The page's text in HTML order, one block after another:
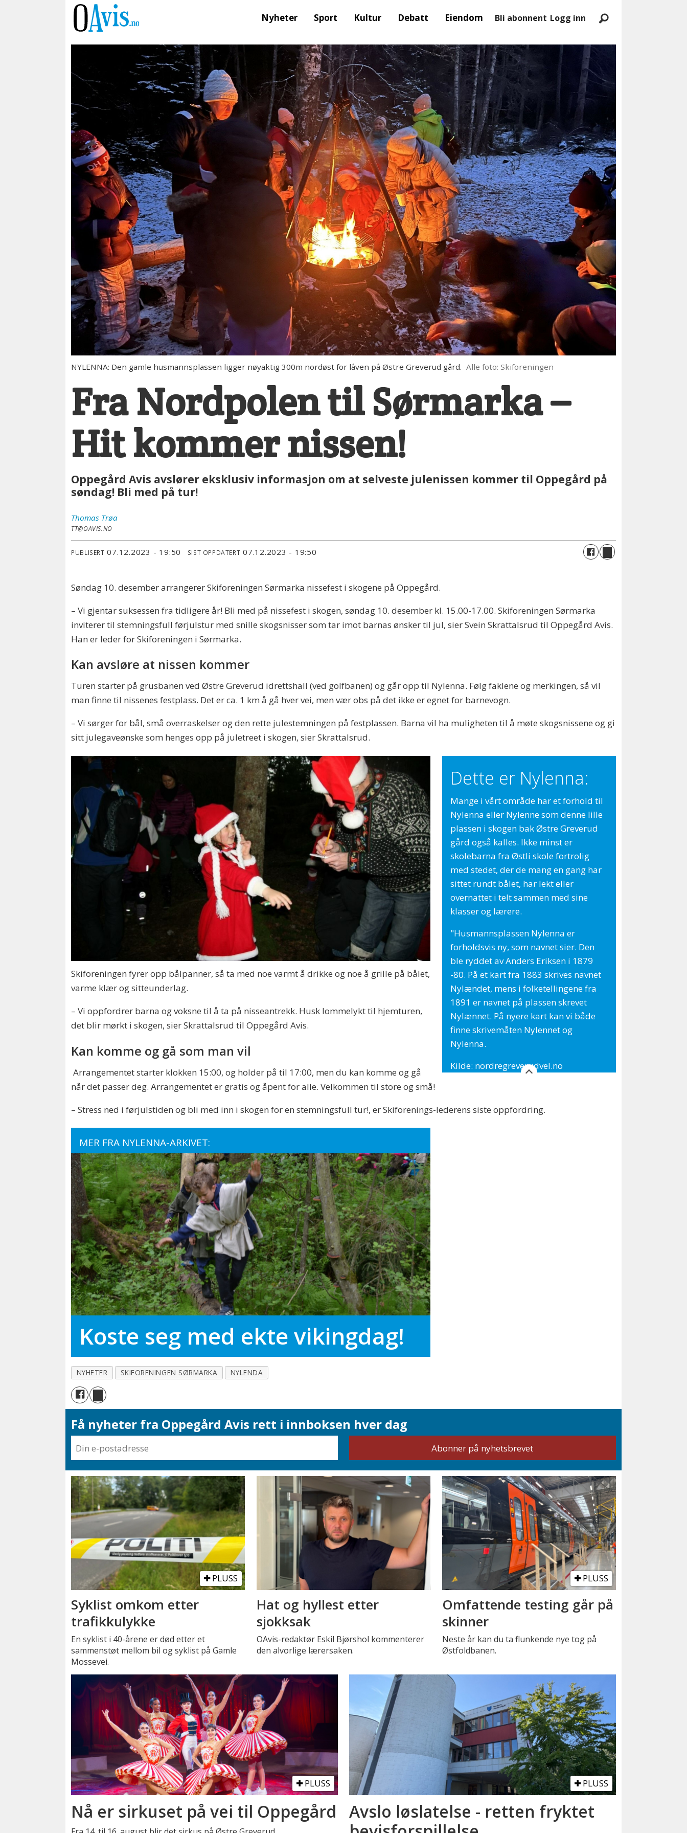
Nyheter Sport Kultur Debatt Eiendom Bli abonnent Logg inn
NYLENNA: Den gamle husmannsplassen ligger nøyaktig 300m nordøst for låven på Østre Greverud gård. Alle foto: Skiforeningen
Fra Nordpolen til Sørmarka –
Hit kommer nissen!
Oppegård Avis avslører eksklusiv informasjon om at selveste julenissen kommer til Oppegård på
søndag! Bli med på tur!
Thomas Trøa
TT@OAVIS.NO
PUBLISERT 07.12.2023 - 19:50 SIST OPPDATERT 07.12.2023 - 19:50
Søndag 10. desember arrangerer Skiforeningen Sørmarka nissefest i skogene på Oppegård.
– Vi gjentar suksessen fra tidligere år! Bli med på nissefest i skogen, søndag 10. desember kl. 15.00-17.00. Skiforeningen Sørmarka
inviterer til stemningsfull førjulstur med snille skogsnisser som tar imot barnas ønsker til jul, sier Svein Skrattalsrud til Oppegård Avis.
Han er leder for Skiforeningen i Sørmarka.
Kan avsløre at nissen kommer
Turen starter på grusbanen ved Østre Greverud idrettshall (ved golfbanen) og går opp til Nylenna. Følg faklene og merkingen, så vil
man finne til nissenes festplass. Det er ca. 1 km å gå hver vei, men vær obs på det ikke er egnet for barnevogn.
– Vi sørger for bål, små overraskelser og den rette julestemningen på festplassen. Barna vil ha muligheten til å møte skogsnissene og gi
sitt julegaveønske som henges opp på juletreet i skogen, sier Skrattalsrud.
Dette er Nylenna:
Mange i vårt område har et forhold til
Nylenna eller Nylenne som denne lille
plassen i skogen bak Østre Greverud
gård også kalles. Ikke minst er
skolebarna fra Østli skole fortrolig
med stedet, der de mang en gang har
sittet rundt bålet, har lekt eller
overnattet i telt sammen med sine
klasser og lærere.
"Husmannsplassen Nylenna er
forholdsvis ny, som navnet sier. Den
ble ryddet av Anders Eriksen i 1879
-80. På et kart fra 1883 skrives navnet
Nylændet, mens i folketellingene fra
1891 er navnet på plassen skrevet
Nylænnet. På nyere kart kan vi både
finne skrivemåten Nylennet og
Nylenna.
Kilde: nordregreverudvel.no
Skiforeningen fyrer opp bålpanner, så ta med noe varmt å drikke og noe å grille på bålet,
varme klær og sitteunderlag.
– Vi oppfordrer barna og voksne til å ta på nisseantrekk. Husk lommelykt til hjemturen,
det blir mørkt i skogen, sier Skrattalsrud til Oppegård Avis.
Kan komme og gå som man vil
Arrangementet starter klokken 15:00, og holder på til 17:00, men du kan komme og gå
når det passer deg. Arrangementet er gratis og åpent for alle. Velkommen til store og små!
– Stress ned i førjulstiden og bli med inn i skogen for en stemningsfull tur!, er Skiforenings-lederens siste oppfordring.
MER FRA NYLENNA-ARKIVET:
Koste seg med ekte vikingdag!
NYHETER SKIFORENINGEN SØRMARKA NYLENDA
Få nyheter fra Oppegård Avis rett i innboksen hver dag
PLUSS
Syklist omkom etter
trafikkulykke
En syklist i 40-årene er død etter et
sammenstøt mellom bil og syklist på Gamle
Mossevei.
Hat og hyllest etter
sjokksak
OAvis-redaktør Eskil Bjørshol kommenterer
den alvorlige lærersaken.
PLUSS
Omfattende testing går på
skinner
Neste år kan du ta flunkende nye tog på
Østfoldbanen.
PLUSS
Nå er sirkuset på vei til Oppegård
PLUSS
Avslo løslatelse - retten fryktet